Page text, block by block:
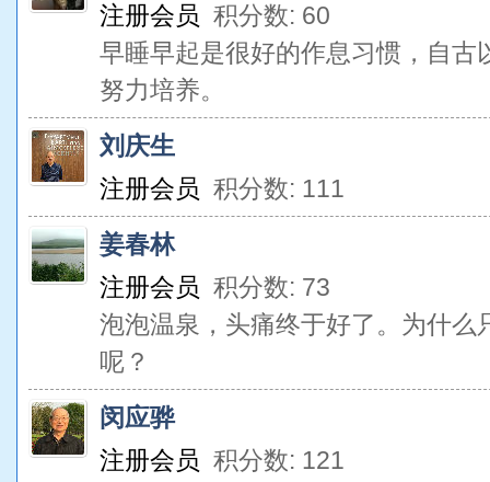
注册会员 积分数: 60
早睡早起是很好的作息习惯，自
努力培养。
刘庆生
注册会员 积分数: 111
姜春林
注册会员 积分数: 73
泡泡温泉，头痛终于好了。为什
呢？
闵应骅
注册会员 积分数: 121